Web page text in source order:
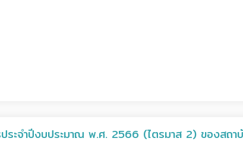
ระจำปีงบประมาณ พ.ศ. 2566 (ไตรมาส 2) ของสถา